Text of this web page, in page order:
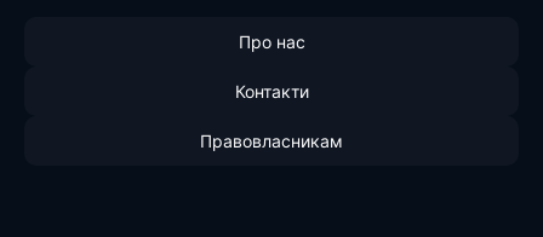
Про нас
Контакти
Правовласникам